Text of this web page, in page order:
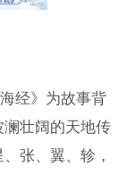
经》为故事背
壮阔的天地传
张、翼、轸，